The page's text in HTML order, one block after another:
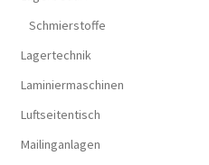
Schmierstoffe
Lagertechnik
Laminiermaschinen
Luftseitentisch
Mailinganlagen